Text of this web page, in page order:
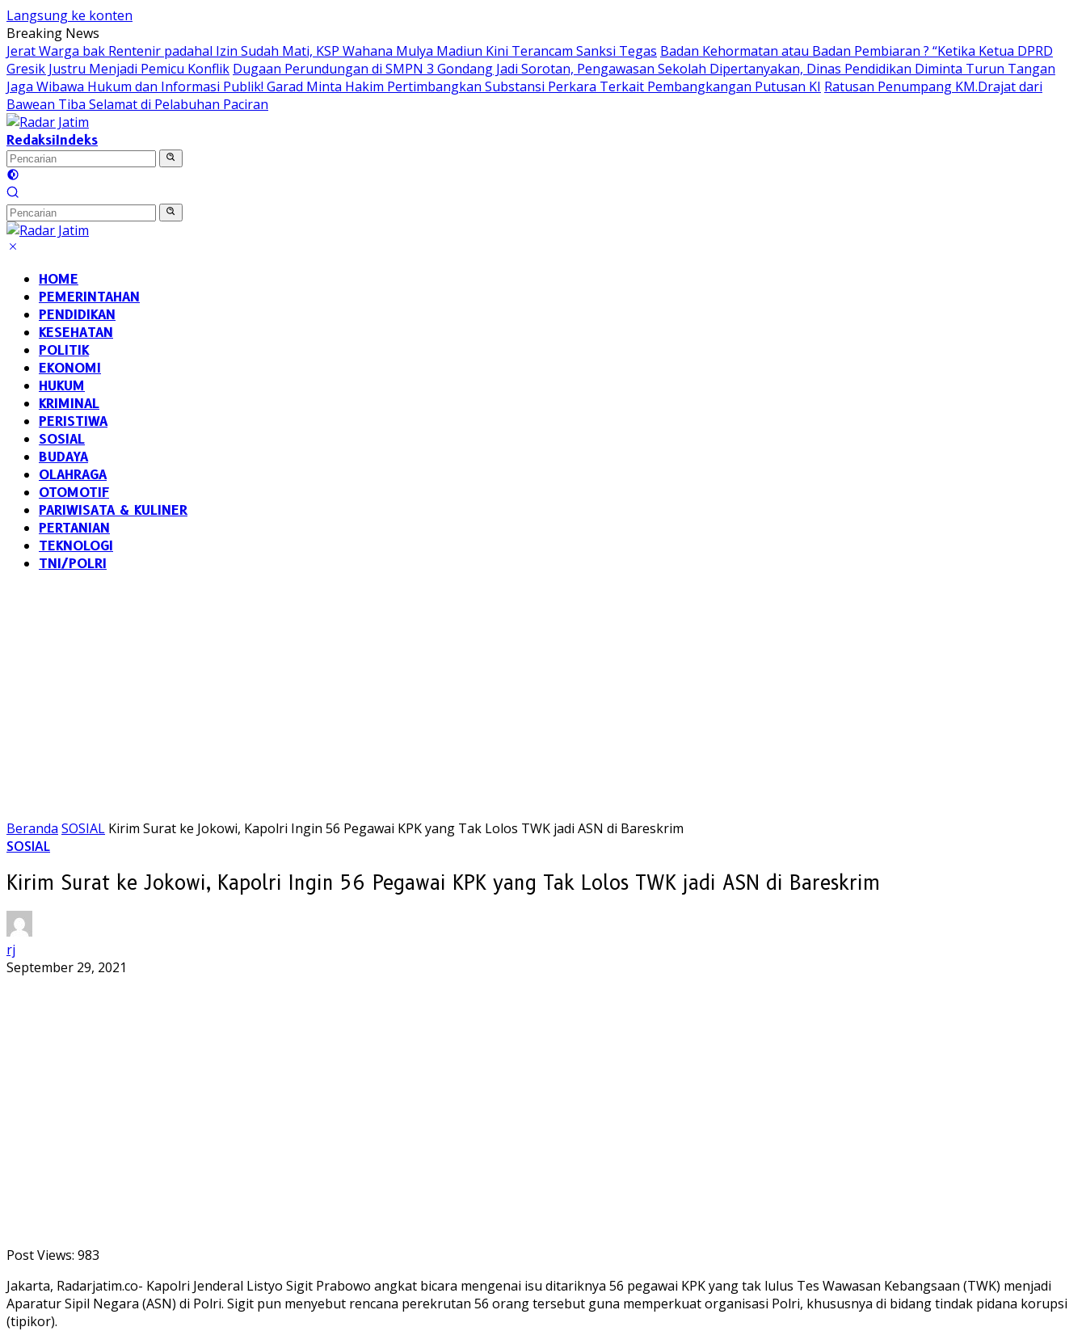
Langsung ke konten
Breaking News
Jerat Warga bak Rentenir padahal Izin Sudah Mati, KSP Wahana Mulya Madiun Kini Terancam Sanksi Tegas Badan Kehormatan atau Badan Pembiaran ? “Ketika Ketua DPRD
Gresik Justru Menjadi Pemicu Konflik Dugaan Perundungan di SMPN 3 Gondang Jadi Sorotan, Pengawasan Sekolah Dipertanyakan, Dinas Pendidikan Diminta Turun Tangan
Jaga Wibawa Hukum dan Informasi Publik! Garad Minta Hakim Pertimbangkan Substansi Perkara Terkait Pembangkangan Putusan KI Ratusan Penumpang KM.Drajat dari
Bawean Tiba Selamat di Pelabuhan Paciran
RedaksiIndeks
HOME
PEMERINTAHAN
PENDIDIKAN
KESEHATAN
POLITIK
EKONOMI
HUKUM
KRIMINAL
PERISTIWA
SOSIAL
BUDAYA
OLAHRAGA
OTOMOTIF
PARIWISATA & KULINER
PERTANIAN
TEKNOLOGI
TNI/POLRI
Beranda SOSIAL Kirim Surat ke Jokowi, Kapolri Ingin 56 Pegawai KPK yang Tak Lolos TWK jadi ASN di Bareskrim
SOSIAL
Kirim Surat ke Jokowi, Kapolri Ingin 56 Pegawai KPK yang Tak Lolos TWK jadi ASN di Bareskrim
rj
September 29, 2021
Post Views: 983
Jakarta, Radarjatim.co- Kapolri Jenderal Listyo Sigit Prabowo angkat bicara mengenai isu ditariknya 56 pegawai KPK yang tak lulus Tes Wawasan Kebangsaan (TWK) menjadi
Aparatur Sipil Negara (ASN) di Polri. Sigit pun menyebut rencana perekrutan 56 orang tersebut guna memperkuat organisasi Polri, khususnya di bidang tindak pidana korupsi
(tipikor).